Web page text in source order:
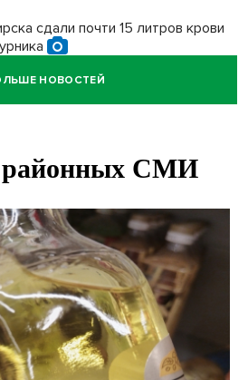
сдали почти 15 литров крови
от БПЛА рассылают
сёла Новосибирской области едут
2026 рассказали синоптики в
наказал 8 таксистов без
НОВОСТЕЙ